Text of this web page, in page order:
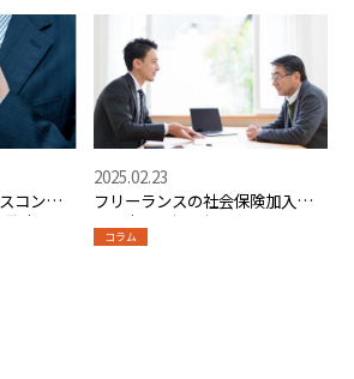
コンサ
略・
フリーランスの社会保険加入ガ
イド｜必要性・加入条件・メリ
ットを徹底解説
2025.02.23
コラム